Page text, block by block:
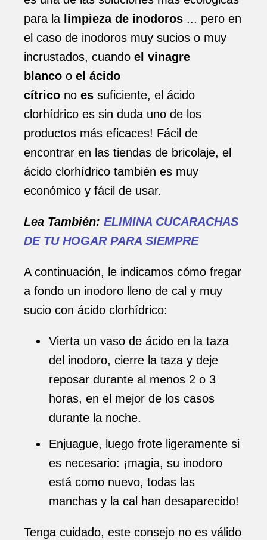
para la limpieza de inodoros ... pero en
el caso de inodoros muy sucios o muy
incrustados, cuando el vinagre
blanco o el ácido
cítrico no es suficiente, el ácido
clorhídrico es sin duda uno de los
productos más eficaces! Fácil de
encontrar en las tiendas de bricolaje, el
ácido clorhídrico también es muy
económico y fácil de usar.
Lea También: ELIMINA CUCARACHAS
DE TU HOGAR PARA SIEMPRE
A continuación, le indicamos cómo fregar
a fondo un inodoro lleno de cal y muy
sucio con ácido clorhídrico:
Vierta un vaso de ácido en la taza
del inodoro, cierre la taza y deje
reposar durante al menos 2 o 3
horas, en el mejor de los casos
durante la noche.
Enjuague, luego frote ligeramente si
es necesario: ¡magia, su inodoro
está como nuevo, todas las
manchas y la cal han desaparecido!
Tenga cuidado, este consejo no es válido